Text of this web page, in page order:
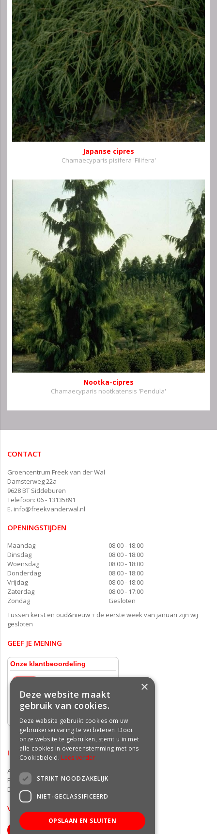
Japanse cipres
Chamaecyparis pisifera 'Filifera'
Nootka-cipres
Chamaecyparis nootkatensis 'Pendula'
CONTACT
Groencentrum Freek van der Wal
Damsterweg 22a
9628 BT Siddeburen
Telefoon: 06 - 13135891
E. info@freekvanderwal.nl
OPENINGSTIJDEN
Maandag
08:00 - 18:00
Dinsdag
08:00 - 18:00
Woensdag
08:00 - 18:00
Donderdag
08:00 - 18:00
Vrijdag
08:00 - 18:00
Zaterdag
08:00 - 17:00
Zondag
Gesloten
Tussen kerst en oud&nieuw + de eerste week van januari zijn wij
gesloten
GEEF JE MENING
INFORMATIE
Algemene voorwaarden
Privacy statement
Disclaimer
VOLG ONS OP FACEBOOK
×
Deze website maakt
gebruik van cookies.
Deze website gebruikt cookies om uw
gebruikerservaring te verbeteren. Door
onze website te gebruiken, stemt u in met
alle cookies in overeenstemming met ons
Cookiebeleid. Lees verder
STRIKT NOODZAKELIJK
NIET-GECLASSIFICEERD
OPSLAAN EN SLUITEN